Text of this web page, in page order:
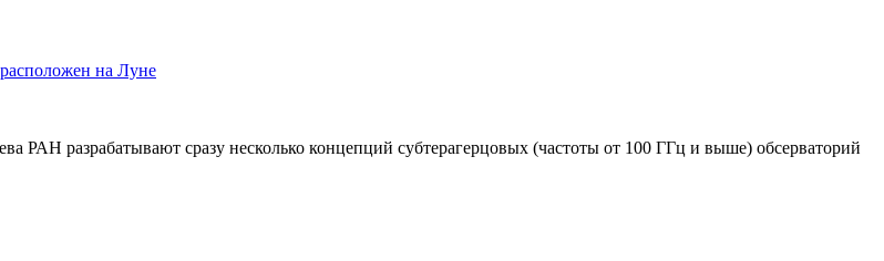
на Луне
РАН разрабатывают сразу несколько концепций субтерагерцовых (частоты от 100 ГГц и выше) обсерваторий